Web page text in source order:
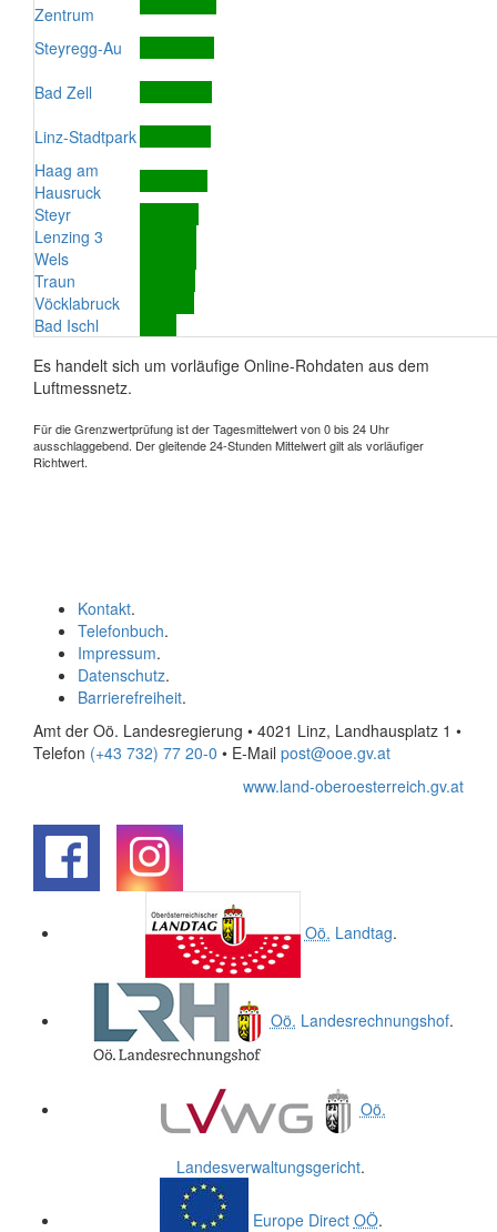
Zentrum
Steyregg-Au
Bad Zell
Linz-Stadtpark
Haag am
Hausruck
Steyr
Lenzing 3
Wels
Traun
Vöcklabruck
Bad Ischl
Es handelt sich um vorläufige Online-Rohdaten aus dem
Luftmessnetz.
Für die Grenzwertprüfung ist der Tagesmittelwert von 0 bis 24 Uhr
ausschlaggebend. Der gleitende 24-Stunden Mittelwert gilt als vorläufiger
Richtwert.
Kontakt.
Telefonbuch.
Impressum.
Datenschutz.
Barrierefreiheit.
Amt der Oö. Landesregierung • 4021 Linz, Landhausplatz 1 •
Telefon (+43 732) 77 20-0 • E-Mail post@ooe.gv.at
www.land-oberoesterreich.gv.at
Oö. Landtag.
Oö. Landesrechnungshof.
Oö.
Landesverwaltungsgericht.
Europe Direct OÖ.